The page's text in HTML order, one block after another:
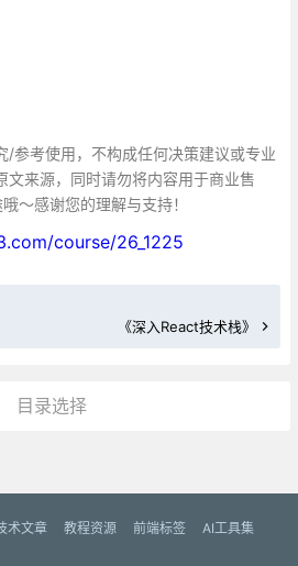
/参考使用，不构成任何决策建议或专业
文来源，同时请勿将内容用于商业售
～感谢您的理解与支持！
course/26_1225
《深入React技术栈》
目录选择
术文章 教程资源 前端标签
AI工具集